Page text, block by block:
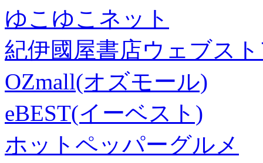
ゆこゆこネット
紀伊國屋書店ウェブス
OZmall(オズモール)
eBEST(イーベスト)
ホットペッパーグルメ